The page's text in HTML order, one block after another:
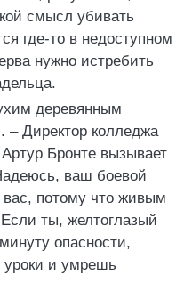
смысл убивать
где-то в недоступном
нужно истребить
деревянным
– Директор колледжа
Бронте вызывает
ваш боевой
потому что живым
ты, желтоглазый
опасности,
уроки и умрешь